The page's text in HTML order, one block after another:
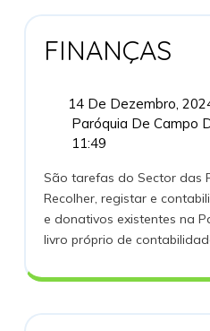
FINANÇAS
14 De Dezembro,
Paróquia De Campo
11:49
São tarefas do Sector das Finanças (Tesoureiro): a.
Recolher, registar e
e donativos existentes na
livro próprio de